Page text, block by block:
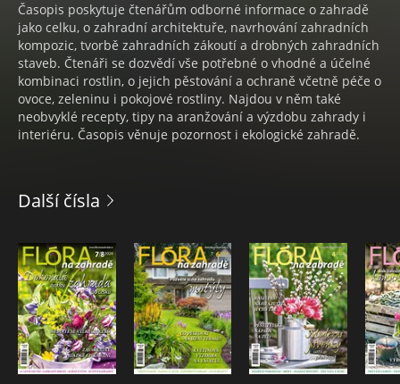
Časopis poskytuje čtenářům odborné informace o zahradě
jako celku, o zahradní architektuře, navrhování zahradních
kompozic, tvorbě zahradních zákoutí a drobných zahradních
staveb. Čtenáři se dozvědí vše potřebné o vhodné a účelné
kombinaci rostlin, o jejich pěstování a ochraně včetně péče o
ovoce, zeleninu i pokojové rostliny. Najdou v něm také
neobvyklé recepty, tipy na aranžování a výzdobu zahrady i
interiéru. Časopis věnuje pozornost i ekologické zahradě.
Další čísla